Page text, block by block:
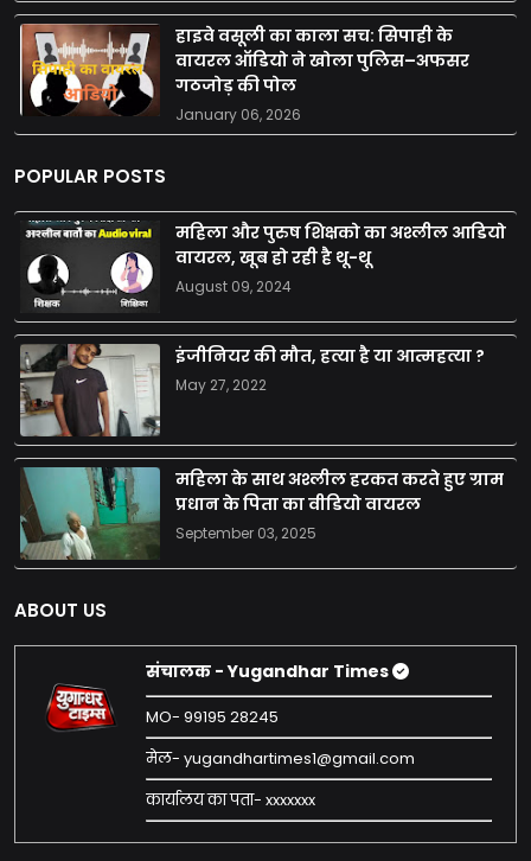
हाइवे वसूली का काला सच: सिपाही के
वायरल ऑडियो ने खोला पुलिस–अफसर
गठजोड़ की पोल
January 06, 2026
POPULAR POSTS
महिला और पुरुष शिक्षको का अश्लील आडियो
वायरल, खूब हो रही है थू-थू
August 09, 2024
इंजीनियर की मौत, हत्या है या आत्महत्या ?
May 27, 2022
महिला के साथ अश्लील हरकत करते हुए ग्राम
प्रधान के पिता का वीडियो वायरल
September 03, 2025
ABOUT US
संचालक - Yugandhar Times
MO- 99195 28245
मेल- yugandhartimes1@gmail.com
कार्यालय का पता- xxxxxxx